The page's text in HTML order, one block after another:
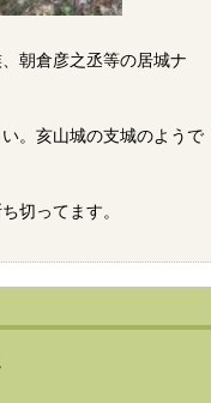
朝倉彦之丞等の居城ナ
。亥山城の支城のようで
切ってます。